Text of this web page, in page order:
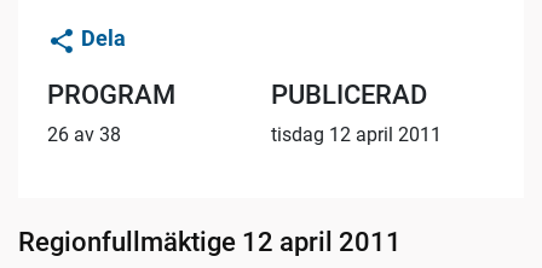
Dela
PROGRAM
26 av 38
PUBLICERAD
tisdag 12 april 2011
Regionfullmäktige 12 april 2011